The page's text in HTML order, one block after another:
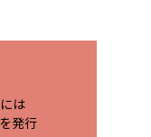
は
発行